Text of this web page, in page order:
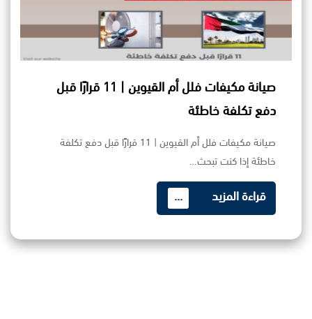
صيانة مكيفات فلل أم القيوين | 11 قرارًا قبل
دفع تكلفة خاطئة
صيانة مكيفات فلل أم القيوين | 11 قرارًا قبل دفع تكلفة
خاطئة إذا كنت تبحث…
قراءة المزيد ...